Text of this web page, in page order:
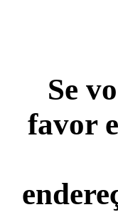
Se
favor